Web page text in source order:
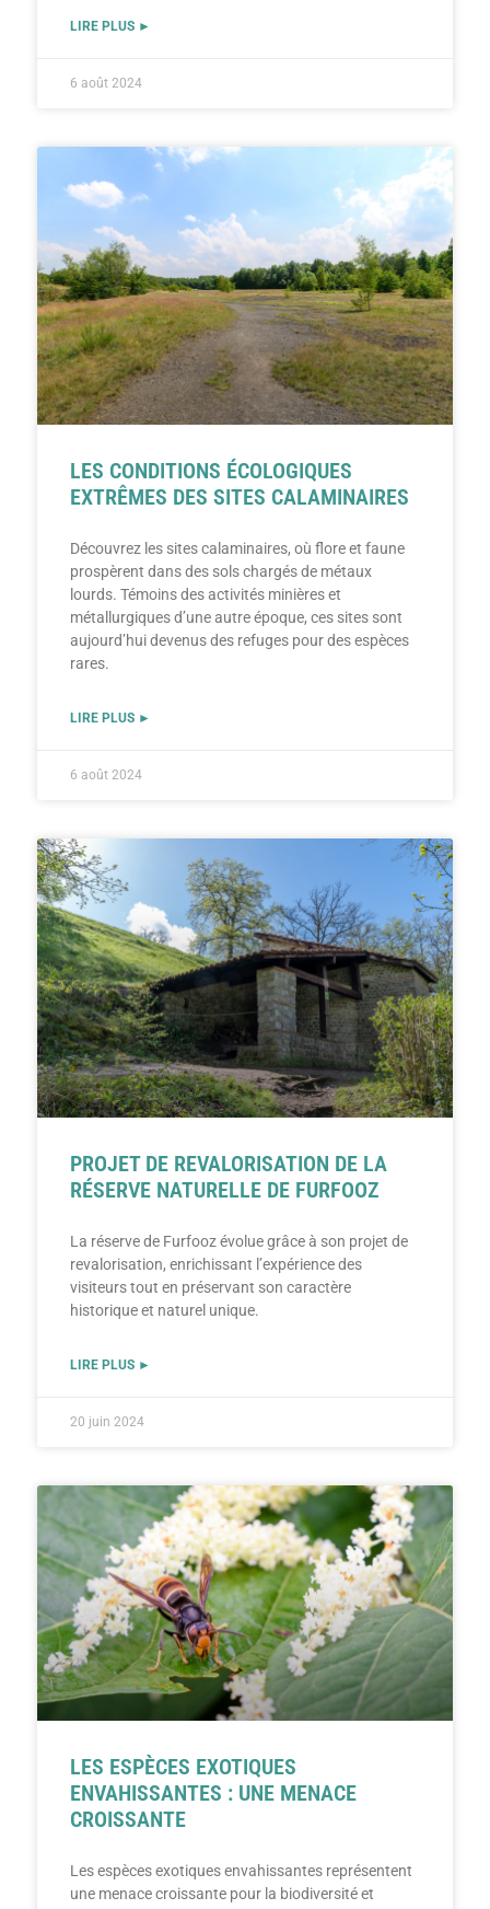
LIRE PLUS ►
6 août 2024
LES CONDITIONS ÉCOLOGIQUES
EXTRÊMES DES SITES CALAMINAIRES
Découvrez les sites calaminaires, où flore et faune
prospèrent dans des sols chargés de métaux
lourds. Témoins des activités minières et
métallurgiques d’une autre époque, ces sites sont
aujourd’hui devenus des refuges pour des espèces
rares.
LIRE PLUS ►
6 août 2024
PROJET DE REVALORISATION DE LA
RÉSERVE NATURELLE DE FURFOOZ
La réserve de Furfooz évolue grâce à son projet de
revalorisation, enrichissant l’expérience des
visiteurs tout en préservant son caractère
historique et naturel unique.
LIRE PLUS ►
20 juin 2024
LES ESPÈCES EXOTIQUES
ENVAHISSANTES : UNE MENACE
CROISSANTE
Les espèces exotiques envahissantes représentent
une menace croissante pour la biodiversité et